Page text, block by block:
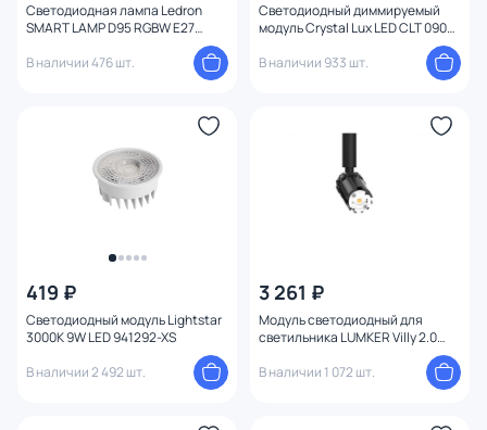
Светодиодная лампа Ledron
SMART LAMP D95 RGBW E27
В наличии 476 шт.
Светодиодный диммируемый
модуль Crystal Lux LED CLT 090D
В наличии 933 шт.
419 ₽
Светодиодный модуль Lightstar
3000K 9W LED 941292-XS
В наличии 2 492 шт.
3 261 ₽
Модуль светодиодный для
светильника LUMKER Villy 2.0
В наличии 1 072 шт.